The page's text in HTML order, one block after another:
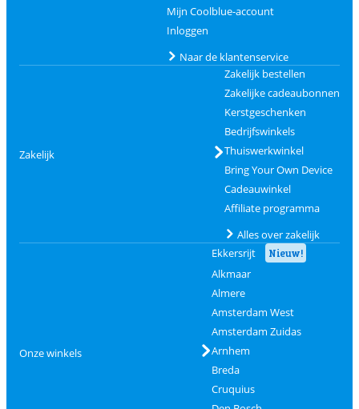
Mijn Coolblue-account
Inloggen
Naar de klantenservice
Zakelijk
Zakelijk bestellen
Zakelijke cadeaubonnen
Kerstgeschenken
Bedrijfswinkels
Thuiswerkwinkel
Bring Your Own Device
Cadeauwinkel
Affiliate programma
Alles over zakelijk
Onze winkels
Ekkersrijt Nieuw!
Alkmaar
Almere
Amsterdam West
Amsterdam Zuidas
Arnhem
Breda
Cruquius